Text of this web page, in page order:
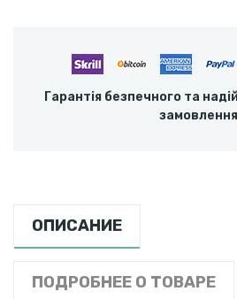
Гарантія безпечного та
замовлення
ОПИСАНИЕ
ПОДРОБНЕЕ О ТОВАРЕ